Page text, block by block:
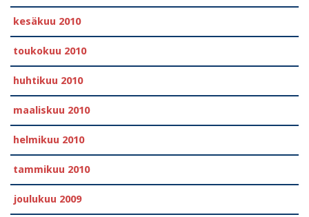
kesäkuu 2010
toukokuu 2010
huhtikuu 2010
maaliskuu 2010
helmikuu 2010
tammikuu 2010
joulukuu 2009